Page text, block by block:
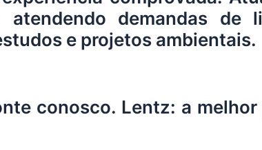
demandas de
e projetos ambientais.
conosco. Lentz: a